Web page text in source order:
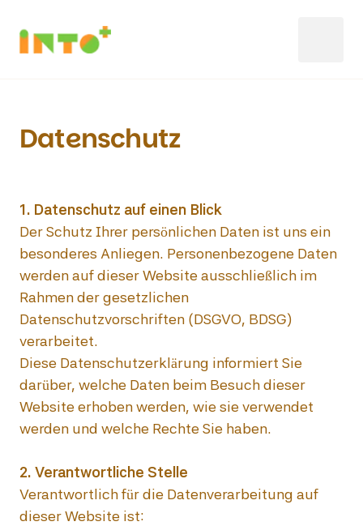
Datenschutz
Der Schutz Ihrer persönlichen Daten ist uns ein
besonderes Anliegen. Personenbezogene Daten
werden auf dieser Website ausschließlich im
Rahmen der gesetzlichen
Datenschutzvorschriften (DSGVO, BDSG)
verarbeitet.
Diese Datenschutzerklärung informiert Sie
darüber, welche Daten beim Besuch dieser
Website erhoben werden, wie sie verwendet
werden und welche Rechte Sie haben.
Verantwortlich für die Datenverarbeitung auf
dieser Website ist: